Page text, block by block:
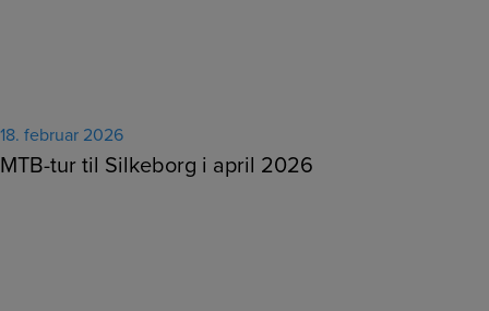
18. februar 2026
MTB-tur til Silkeborg i april 2026